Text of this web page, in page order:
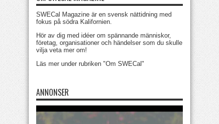
SWECal Magazine är en svensk nättidning med
fokus på södra Kalifornien.
Hör av dig med idéer om spännande människor,
företag, organisationer och händelser som du skulle
vilja veta mer om!
Läs mer under rubriken "Om SWECal"
ANNONSER